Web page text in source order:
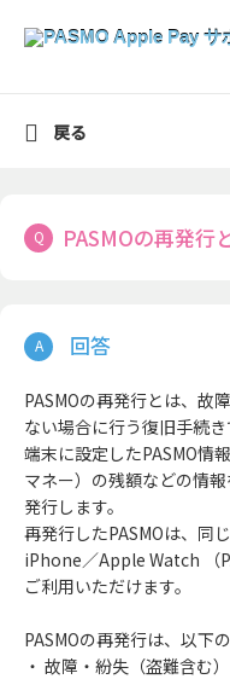
PASMOの再発行
PASMOの再発行とは、故
ない場合に行う復旧手続き
端末に設定したPASMO情
マネー）の残額などの情
発行します。
再発行したPASMOは、同
iPhone／Apple Watch （
ご利用いただけます。
PASMOの再発行は、以下
・ 故障・紛失（盗難含む
戻る